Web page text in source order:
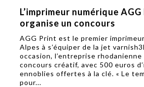
L’imprimeur numérique
organise un concours
AGG Print est le premier
Alpes à s’équiper de la jet
occasion, l’entreprise rhodanienne
concours créatif, avec 500 euros
ennoblies offertes à la clé. « Le
pour...